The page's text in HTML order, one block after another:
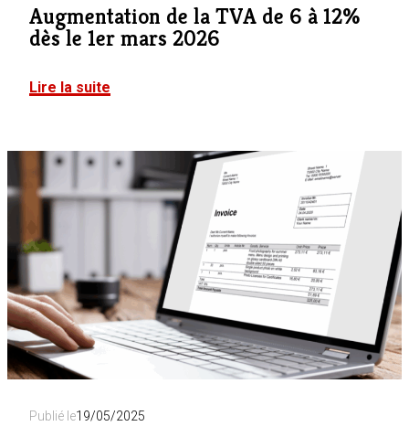
Augmentation de la TVA de 6 à 12%
dès le 1er mars 2026
Lire la suite
Publié le19/05/2025